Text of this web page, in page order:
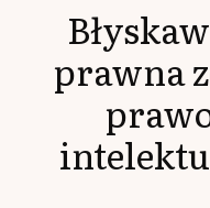
prawna